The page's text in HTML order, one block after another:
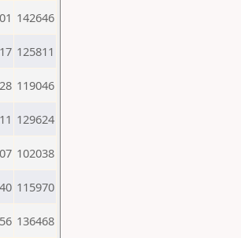
142646
125811
119046
129624
102038
115970
136468